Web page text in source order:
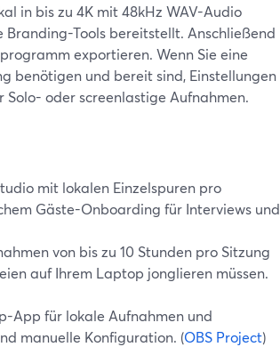
in bis zu 4K mit 48kHz WAV-Audio
Tools bereitstellt. Anschließend
exportieren. Wenn Sie eine
benötigen und bereit sind, Einstellungen
oder screenlastige Aufnahmen.
mit lokalen Einzelspuren pro
Gäste-Onboarding für Interviews und
von bis zu 10 Stunden pro Sitzung
auf Ihrem Laptop jonglieren müssen.
App für lokale Aufnahmen und
manuelle Konfiguration. (OBS Project)